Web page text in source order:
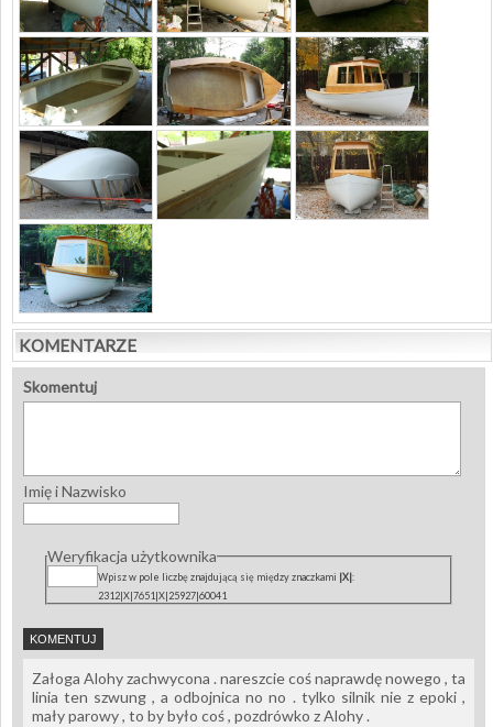
KOMENTARZE
Skomentuj
Imię i Nazwisko
Weryfikacja użytkownika
Wpisz w pole liczbę znajdującą się między znaczkami |X|:
2312|X|7651|X|25927|60041
Załoga Alohy zachwycona . nareszcie coś naprawdę nowego , ta
linia ten szwung , a odbojnica no no . tylko silnik nie z epoki ,
mały parowy , to by było coś , pozdrówko z Alohy .